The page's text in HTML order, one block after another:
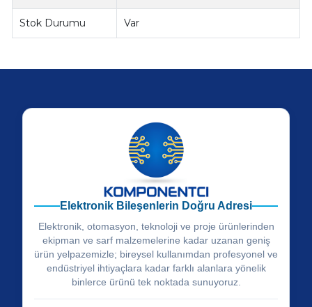
Stok Durumu Var
Elektronik Bileşenlerin Doğru Adresi
Elektronik, otomasyon, teknoloji ve proje ürünlerinden
ekipman ve sarf malzemelerine kadar uzanan geniş
ürün yelpazemizle; bireysel kullanımdan profesyonel ve
endüstriyel ihtiyaçlara kadar farklı alanlara yönelik
binlerce ürünü tek noktada sunuyoruz.